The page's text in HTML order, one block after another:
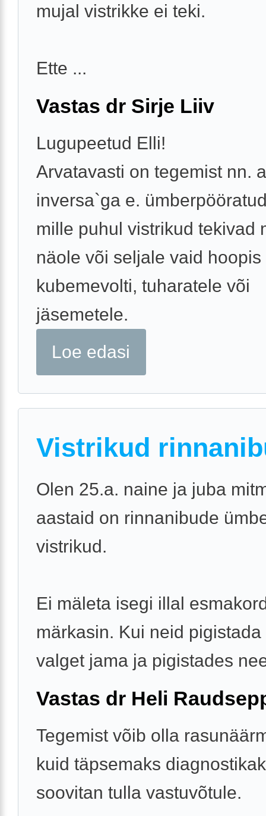
mujal vistrikke ei teki.
Ette ...
Vastas dr Sirje Liiv
Lugupeetud Elli!
Arvatavasti on tegemist nn.
inversa`ga e.
mille puhul vistrikud tekivad
näole või seljale vaid hoopis
kubemevolti, tuharatele või
jäsemetele.
Loe edasi
Vistrikud
Olen 25.a. naine ja juba
aastaid on rinnanibude
vistrikud.
Ei mäleta isegi illal
märkasin. Kui neid
valget jama ja pigistades
Vastas dr Heli
Tegemist võib olla
kuid täpsemaks
soovitan tulla vastuvõtule.